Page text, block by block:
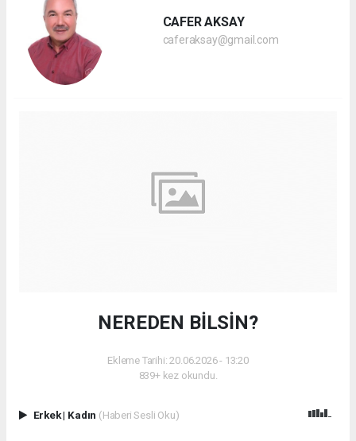
CAFER AKSAY
caferaksay@gmail.com
NEREDEN BİLSİN?
Ekleme Tarihi: 20.06.2026 - 13:20
839+ kez okundu.
Erkek| Kadın (Haberi Sesli Oku)